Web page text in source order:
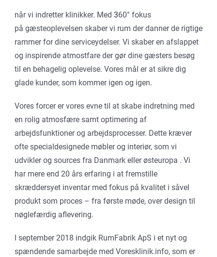
når vi indretter klinikker. Med 360° fokus
på gæsteoplevelsen skaber vi rum der danner de rigtige
rammer for dine serviceydelser. Vi skaber en afslappet
og inspirende atmostfare der gør dine gæsters besøg
til en behagelig oplevelse. Vores mål er at sikre dig
glade kunder, som kommer igen og igen.
Vores forcer er vores evne til at skabe indretning med
en rolig atmosfære samt optimering af
arbejdsfunktioner og arbejdsprocesser. Dette kræver
ofte specialdesignede møbler og interiør, som vi
udvikler og sources fra Danmark eller østeuropa . Vi
har mere end 20 års erfaring i at fremstille
skræddersyet inventar med fokus på kvalitet i såvel
produkt som proces – fra første møde, over design til
nøglefærdig aflevering.
I september 2018 indgik RumFabrik ApS i et nyt og
spændende samarbejde med Voresklinik.info, som er